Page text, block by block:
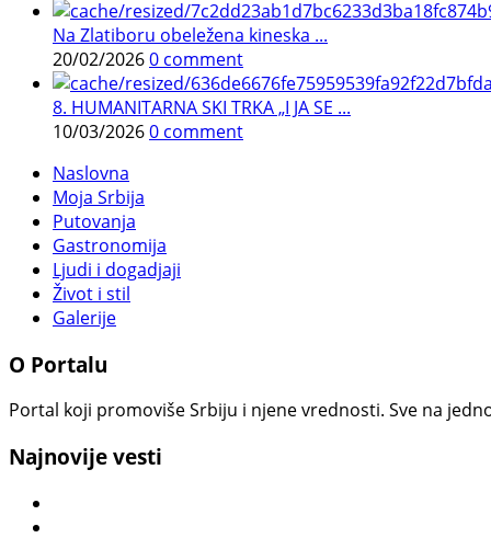
Na Zlatiboru obeležena kineska ...
20/02/20260 comment
8. HUMANITARNA SKI TRKA „I JA SE ...
10/03/20260 comment
Naslovna
Moja Srbija
Putovanja
Gastronomija
Ljudi i dogadjaji
Život i stil
Galerije
O Portalu
Portal koji promoviše Srbiju i njene vrednosti. Sve na
Najnovije vesti